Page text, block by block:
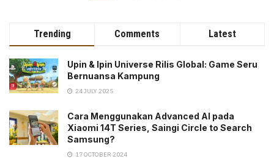
Trending Comments Latest
Upin & Ipin Universe Rilis Global: Game Seru
Bernuansa Kampung
24 JULY 2025
Cara Menggunakan Advanced AI pada
Xiaomi 14T Series, Saingi Circle to Search
Samsung?
17 OCTOBER 2024